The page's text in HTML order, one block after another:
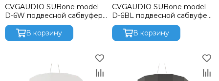
CVGAUDIO SUBone model
D-6W подвесной сабвуфер,
мощность 80W/160W.
В корзину
CVGAUDIO SUBone model
D-6BL подвесной сабвуфер,
мощность 80W/160W.
В корзину